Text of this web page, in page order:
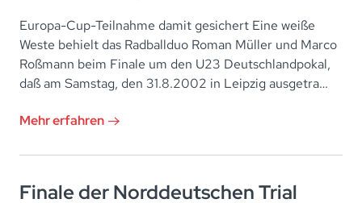
Europa-Cup-Teilnahme damit gesichert Eine weiße
Weste behielt das Radballduo Roman Müller und Marco
Roßmann beim Finale um den U23 Deutschlandpokal,
daß am Samstag, den 31.8.2002 in Leipzig ausgetra…
Mehr erfahren
Finale der Norddeutschen Trial